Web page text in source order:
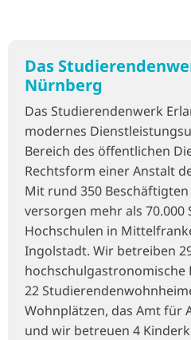
Das
Nürnberg
Das Studierendenwerk
modernes
Bereich des öffentlichen
Rechtsform einer Anstalt
Mit rund 350
versorgen mehr als 70.000
Hochschulen in
Ingolstadt. Wir betreiben
hochschulgastronomische
22
Wohnplätzen, das Amt für
und wir betreuen 4